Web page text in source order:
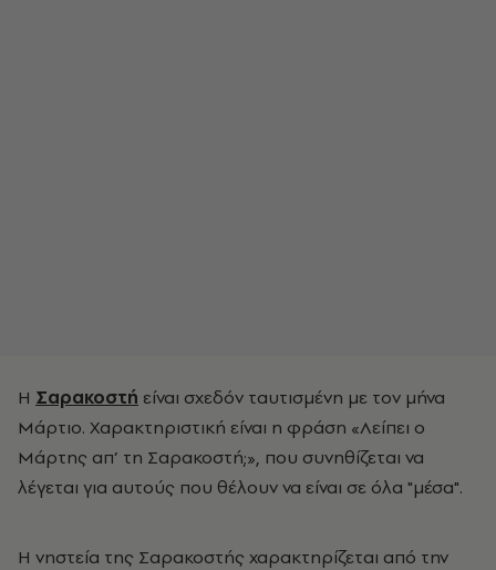
Η Σαρακοστή είναι σχεδόν ταυτισμένη με τον μήνα
Μάρτιο. Χαρακτηριστική είναι η φράση «Λείπει ο
Μάρτης απ’ τη Σαρακοστή;», που συνηθίζεται να
λέγεται για αυτούς που θέλουν να είναι σε όλα "μέσα".
Η νηστεία της Σαρακοστής χαρακτηρίζεται από την